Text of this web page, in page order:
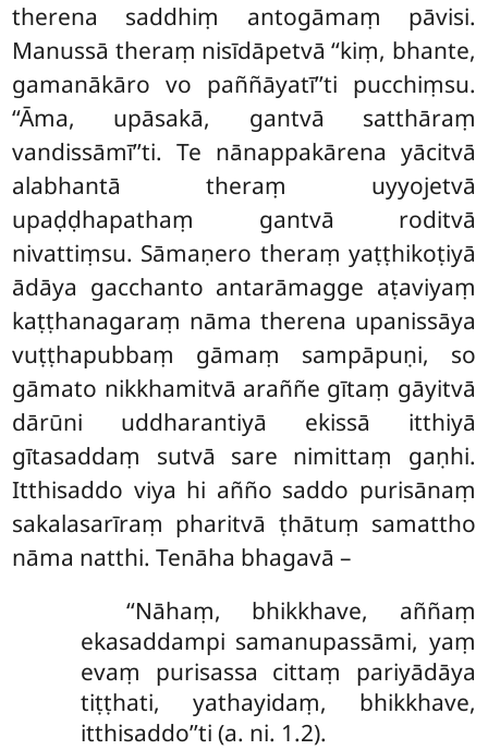
therena saddhiṃ antogāmaṃ pāvisi.
Manussā theraṃ nisīdāpetvā ‘‘kiṃ, bhante,
gamanākāro vo paññāyatī’’ti pucchiṃsu.
‘‘Āma, upāsakā, gantvā satthāraṃ
vandissāmī’’ti. Te nānappakārena yācitvā
alabhantā theraṃ uyyojetvā
upaḍḍhapathaṃ gantvā roditvā
nivattiṃsu. Sāmaṇero theraṃ yaṭṭhikoṭiyā
ādāya gacchanto antarāmagge aṭaviyaṃ
kaṭṭhanagaraṃ nāma therena upanissāya
vuṭṭhapubbaṃ gāmaṃ sampāpuṇi, so
gāmato nikkhamitvā araññe gītaṃ gāyitvā
dārūni uddharantiyā ekissā itthiyā
gītasaddaṃ sutvā sare nimittaṃ gaṇhi.
Itthisaddo viya hi añño saddo purisānaṃ
sakalasarīraṃ pharitvā ṭhātuṃ samattho
nāma natthi. Tenāha bhagavā –
‘‘Nāhaṃ, bhikkhave, aññaṃ
ekasaddampi samanupassāmi, yaṃ
evaṃ purisassa cittaṃ pariyādāya
tiṭṭhati, yathayidaṃ, bhikkhave,
itthisaddo’’ti (a. ni. 1.2).